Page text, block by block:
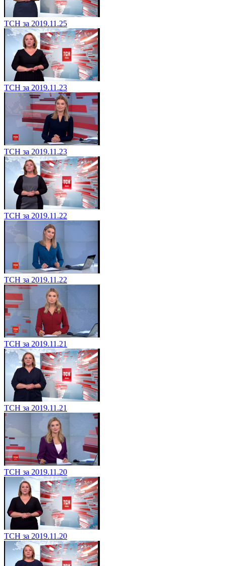
ТСН за 2019.11.25
ТСН за 2019.11.23
ТСН за 2019.11.23
ТСН за 2019.11.22
ТСН за 2019.11.22
ТСН за 2019.11.21
ТСН за 2019.11.21
ТСН за 2019.11.20
ТСН за 2019.11.20